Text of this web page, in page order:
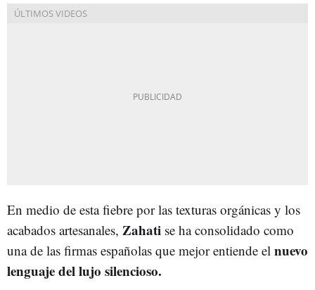
En medio de esta fiebre por las texturas orgánicas y los
acabados artesanales, Zahati se ha consolidado como
una de las firmas españolas que mejor entiende el nuevo
lenguaje del lujo silencioso.